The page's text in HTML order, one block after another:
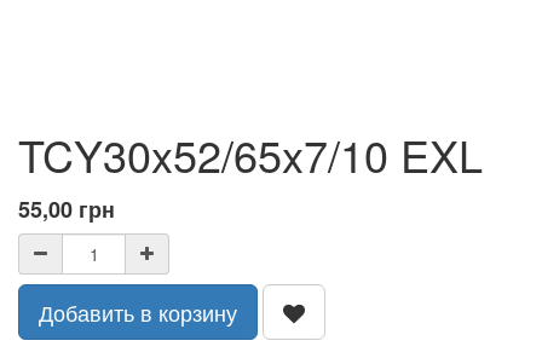
TCY30x52/65x7/10 EXL
55,00 грн
Добавить в корзину